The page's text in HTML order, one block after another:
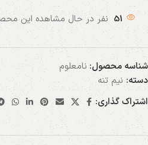
51 نفر در حال مشاهده این
شناسه محصول:نامعلوم
دسته: نیم تنه
اشتراک گذاری: